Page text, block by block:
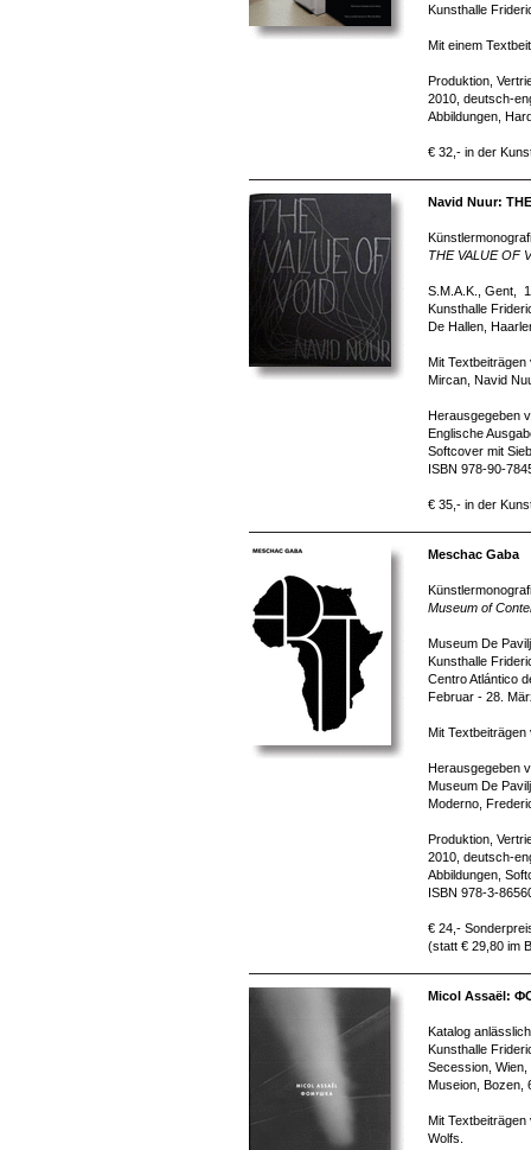
Kunsthalle
Mit einem
Produktion,
2010, deutsch-
Abbildungen,
€ 32,- in der
Navid Nuur:
THE VALUE OF
S.M.A.K., Gent,
Kunsthalle
De Hallen,
Mit
Mircan, Navid
Herausgegeben
Englische
Softcover mit
ISBN 978-90-
€ 35,- in der
Meschac Gaba
Museum of
Museum De
Kunsthalle
Centro Atlántico
Februar - 28.
Mit Textbeiträgen
Herausgegeben
Museum De
Moderno,
Produktion,
2010, deutsch-
Abbildungen,
ISBN 978-3-
€ 24,-
(statt € 29,80 im
Micol Assaël:
Katalog
Kunsthalle
Secession,
Museion, Bozen,
Mit
Wolfs.